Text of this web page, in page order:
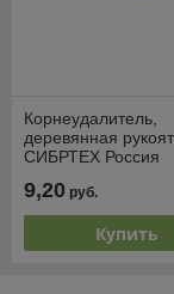
Корнеудалитель,
деревянная
СИБРТЕХ Россия
9,20 руб.
Купить